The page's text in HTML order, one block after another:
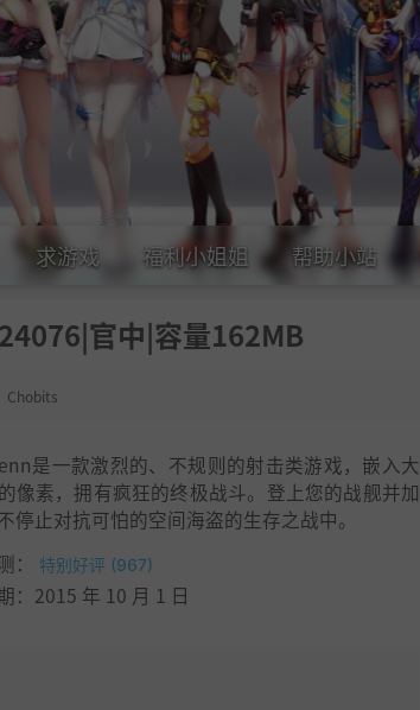
求游戏 福利小姐姐 帮助小站
官中|容量162MB
Chobits
是一款激烈的、不规则的射击类游戏，嵌入大
像素，拥有疯狂的终极战斗。登上您的战舰并加
停止对抗可怕的空间海盗的生存之战中。
：
特别好评 (967)
：2015 年 10 月 1 日